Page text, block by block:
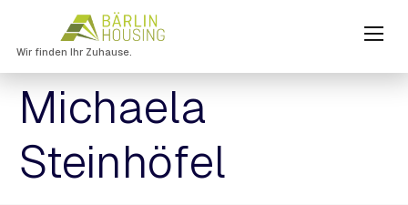
Wir finden Ihr Zuhause.
Michaela
Steinhöfel